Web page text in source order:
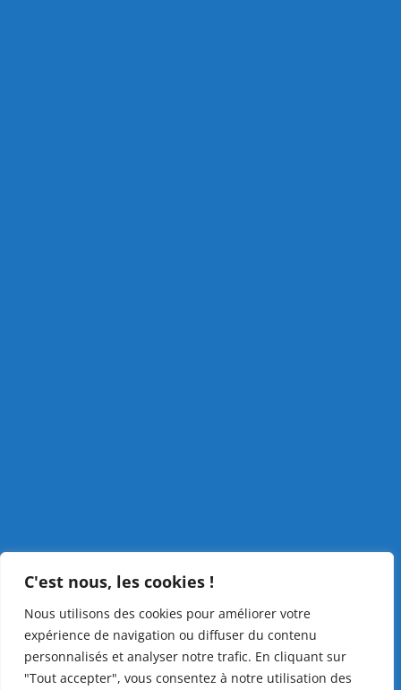
C'est nous, les cookies !
Nous utilisons des cookies pour améliorer votre
expérience de navigation ou diffuser du contenu
personnalisés et analyser notre trafic. En cliquant sur
"Tout accepter", vous consentez à notre utilisation des